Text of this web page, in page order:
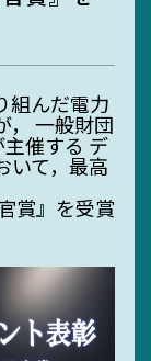
組んだ電力
， 一般財団
催する デ
いて，最高
賞』を受賞